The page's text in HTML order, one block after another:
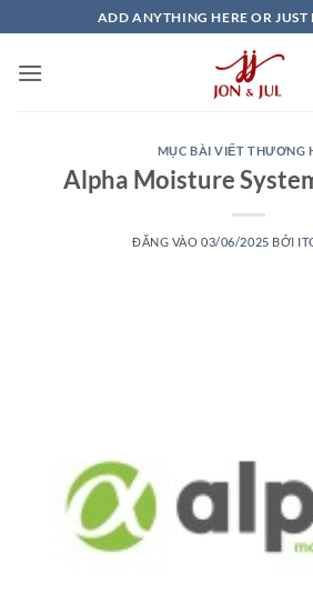
qua
nội
ADD ANYTHING HERE OR JUST
MỤC BÀI VIẾT THƯƠNG
Alpha Moisture
ĐĂNG VÀO03/06/2025 BỞI